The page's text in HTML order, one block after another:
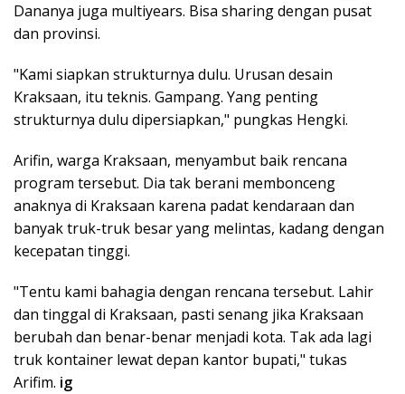
Dananya juga multiyears. Bisa sharing dengan pusat
dan provinsi.
"Kami siapkan strukturnya dulu. Urusan desain
Kraksaan, itu teknis. Gampang. Yang penting
strukturnya dulu dipersiapkan," pungkas Hengki.
Arifin, warga Kraksaan, menyambut baik rencana
program tersebut. Dia tak berani membonceng
anaknya di Kraksaan karena padat kendaraan dan
banyak truk-truk besar yang melintas, kadang dengan
kecepatan tinggi.
"Tentu kami bahagia dengan rencana tersebut. Lahir
dan tinggal di Kraksaan, pasti senang jika Kraksaan
berubah dan benar-benar menjadi kota. Tak ada lagi
truk kontainer lewat depan kantor bupati," tukas
Arifim. ig